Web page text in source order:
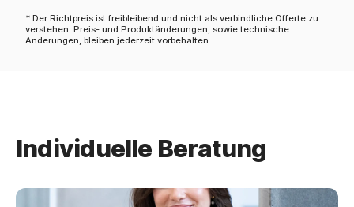
* Der Richtpreis ist freibleibend und nicht als verbindliche Offerte zu
verstehen. Preis- und Produktänderungen, sowie technische
Änderungen, bleiben jederzeit vorbehalten.
Individuelle Beratung